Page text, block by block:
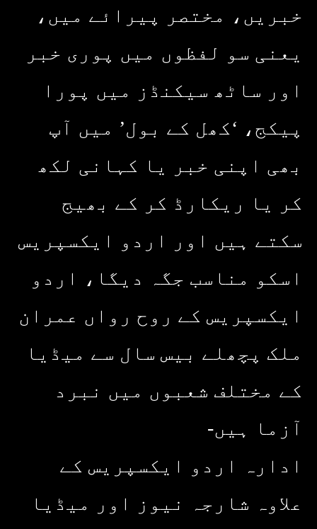
خبریں، مختصر پیرائے میں،
یعنی سو لفظوں میں پوری خبر
اور ساٹھ سیکنڈز میں پورا
پیکج، ‘کھل کے بول’ میں آپ
بھی اپنی خبر یا کہانی لکھ
کر یا ریکارڈ کر کے بھیج
سکتے ہیں اور اردو ایکسپریس
اسکو مناسب جگہ دیگا، اردو
ایکسپریس کے روح رواں عمران
ملک پچھلے بیس سال سے میڈیا
کے مختلف شعبوں میں نبرد
آزما ہیں-
ادارہ اردو ایکسپریس کے
علاوہ شارجہ نیوز اور میڈیا